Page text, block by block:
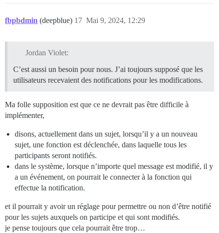
fbpbdmin (deepblue) Mai 9, 2024, 12:29
17
Jordan Violet:
C’est aussi un besoin pour nous. J’ai toujours supposé que les
utilisateurs recevaient des notifications pour les modifications.
Ma folle supposition est que ce ne devrait pas être difficile à
implémenter,
disons, actuellement dans un sujet, lorsqu’il y a un nouveau
sujet, une fonction est déclenchée, dans laquelle tous les
participants seront notifiés.
dans le système, lorsque n’importe quel message est modifié, il y
a un événement, on pourrait le connecter à la fonction qui
effectue la notification.
et il pourrait y avoir un réglage pour permettre ou non d’être notifié
pour les sujets auxquels on participe et qui sont modifiés.
je pense toujours que cela pourrait être trop…